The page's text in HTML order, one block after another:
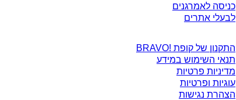
כניסה לאמרגנים
לבעלי אתרים
התקנון של קופת !BRAVO
תנאי השימוש במידע
מדיניות פרטיות
עוגיות ופרטיות
הצהרת נגישות